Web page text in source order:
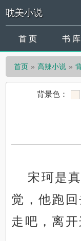
耽美小说
首 页 书 库
首页 高辣小说
背景色：
宋珂是
觉，他跑
走吧，离开